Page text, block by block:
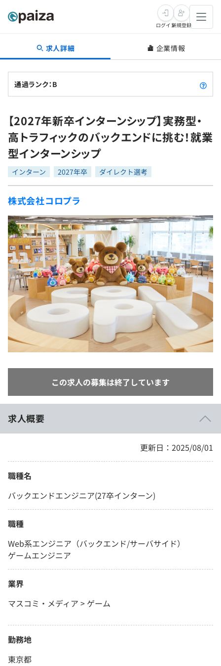
転職・キャリア
転職成功ガイド
転職エージェント
インタビュー
転職成功ガイド
新卒就活
求人検索
本選考
インターン
新卒エージェント
イベント・セミナー
インタビュー
就活成功ガイド
学習
問題集
4択課題
ナレッジ
リファレンス
プラン
個人向けプラン
法人向けプラン
学校向けプラン
プログラミング言語
評価結果一覧
再チャレンジ結果一覧
ゲーム・マンガ
Tech Team Journal
paiza times
note
paizaとは？
ログイン新規登録
求人詳細 企業情報
通過ランク：B
【2027年新卒インターンシップ】実務型・
高トラフィックのバックエンドに挑む！就業
型インターンシップ
インターン 2027年卒 ダイレクト選考
株式会社コロプラ
この求人の募集は終了しています
求人概要
更新日：2025/08/01
職種名
バックエンドエンジニア(27卒インターン)
職種
Web系エンジニア（バックエンド/サーバサイド）
ゲームエンジニア
業界
マスコミ・メディア > ゲーム
勤務地
東京都